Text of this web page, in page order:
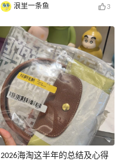
浪里一条鱼 3
2026海淘这半年的总结及心得